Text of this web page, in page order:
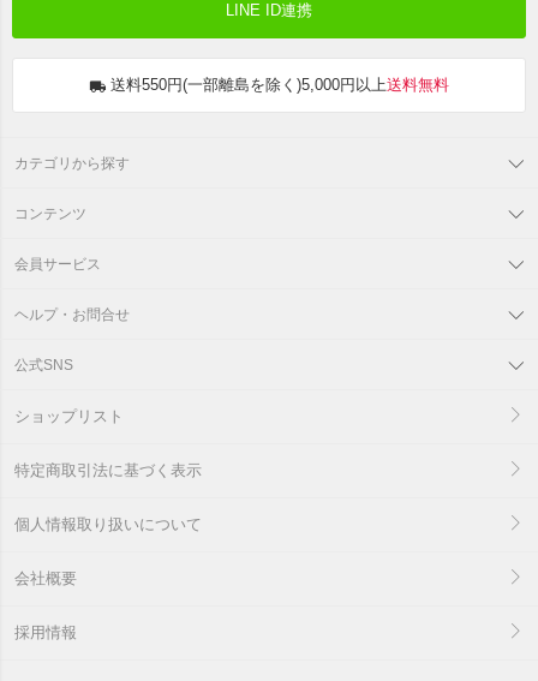
LINE ID連携
送料550円(一部離島を除く)5,000円以上送料無料
カテゴリから探す
コンテンツ
会員サービス
ヘルプ・お問合せ
公式SNS
ショップリスト
特定商取引法に基づく表示
個人情報取り扱いについて
会社概要
採用情報